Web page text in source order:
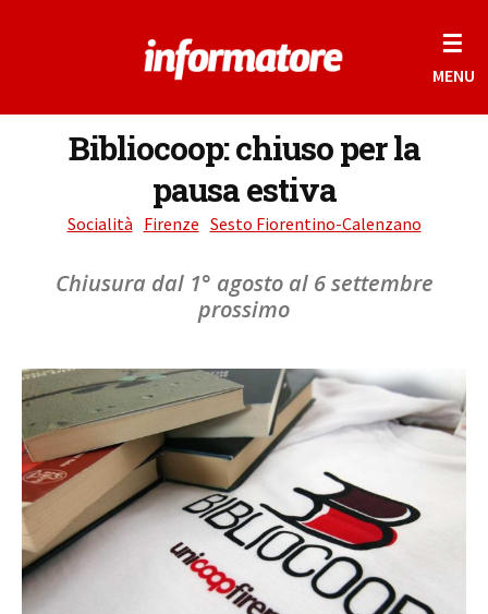
☰
MENU
Bibliocoop: chiuso per la
pausa estiva
Socialità Firenze Sesto Fiorentino-Calenzano
Chiusura dal 1° agosto al 6 settembre
prossimo